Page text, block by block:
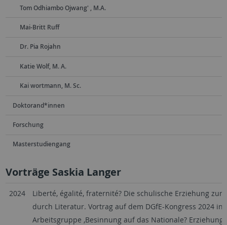
Tom Odhiambo Ojwang' , M.A.
Mai-Britt Ruff
Dr. Pia Rojahn
Katie Wolf, M. A.
Kai wortmann, M. Sc.
Doktorand*innen
Forschung
Masterstudiengang
Vorträge Saskia Langer
2024
Liberté, égalité, fraternité? Die schulische Erziehung
durch Literatur. Vortrag auf dem DGfE-Kongress 2024 in
Arbeitsgruppe ‚Besinnung auf das Nationale?